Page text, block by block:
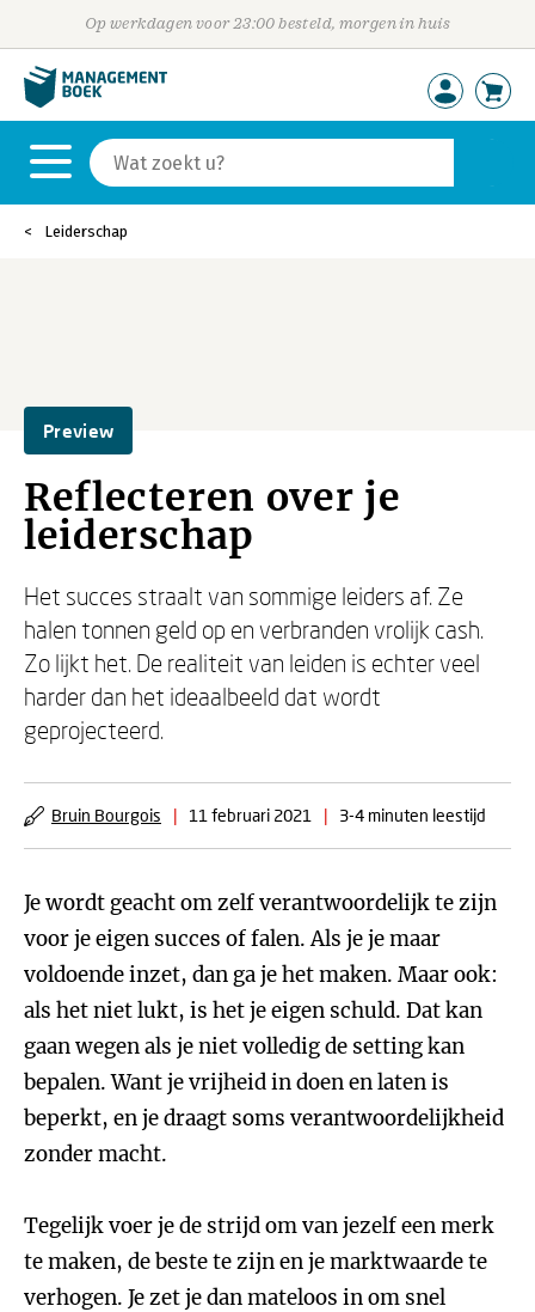
Op werkdagen voor 23:00 besteld, morgen in huis
Leiderschap
Preview
Reflecteren over je
leiderschap
Het succes straalt van sommige leiders af. Ze
halen tonnen geld op en verbranden vrolijk cash.
Zo lijkt het. De realiteit van leiden is echter veel
harder dan het ideaalbeeld dat wordt
geprojecteerd.
Bruin Bourgois | 11 februari 2021 | 3-4 minuten leestijd
Je wordt geacht om zelf verantwoordelijk te zijn
voor je eigen succes of falen. Als je je maar
voldoende inzet, dan ga je het maken. Maar ook:
als het niet lukt, is het je eigen schuld. Dat kan
gaan wegen als je niet volledig de setting kan
bepalen. Want je vrijheid in doen en laten is
beperkt, en je draagt soms verantwoordelijkheid
zonder macht.
Tegelijk voer je de strijd om van jezelf een merk
te maken, de beste te zijn en je marktwaarde te
verhogen. Je zet je dan mateloos in om snel